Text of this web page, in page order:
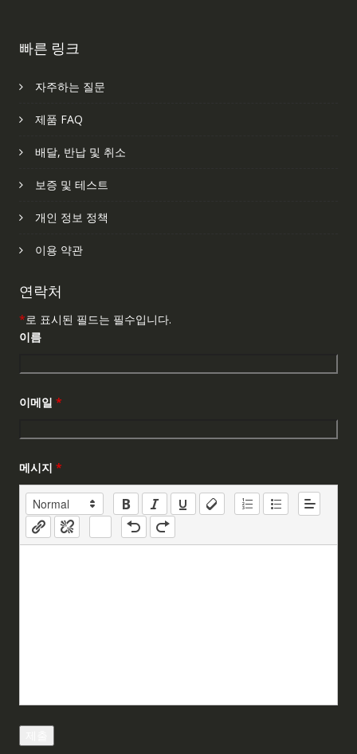
빠른 링크
자주하는 질문
제품 FAQ
배달, 반납 및 취소
보증 및 테스트
개인 정보 정책
이용 약관
연락처
*로 표시된 필드는 필수입니다.
이름
이메일 *
메시지 *